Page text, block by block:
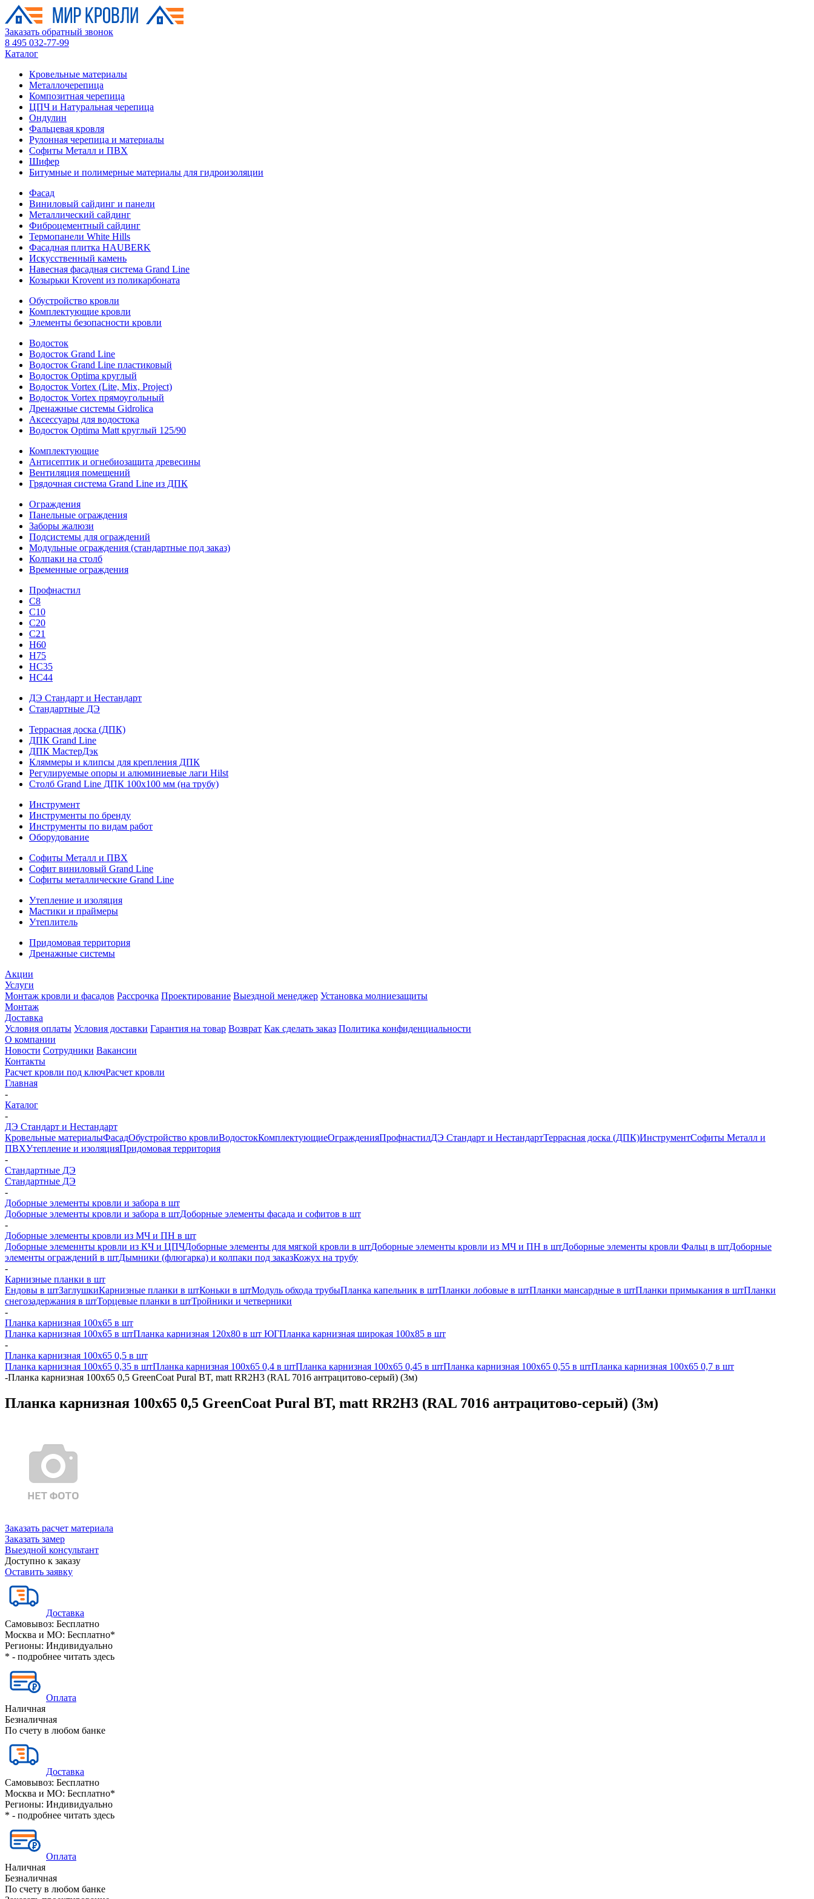
Заказать обратный звонок
8 495 032-77-99
Каталог
Кровельные материалы
Металлочерепица
Композитная черепица
ЦПЧ и Натуральная черепица
Ондулин
Фальцевая кровля
Рулонная черепица и материалы
Софиты Металл и ПВХ
Шифер
Битумные и полимерные материалы для гидроизоляции
Фасад
Виниловый сайдинг и панели
Металлический сайдинг
Фиброцементный сайдинг
Термопанели White Hills
Фасадная плитка HAUBERK
Искусственный камень
Навесная фасадная система Grand Line
Козырьки Krovent из поликарбоната
Обустройство кровли
Комплектующие кровли
Элементы безопасности кровли
Водосток
Водосток Grand Line
Водосток Grand Line пластиковый
Водосток Optima круглый
Водосток Vortex (Lite, Mix, Project)
Водосток Vortex прямоугольный
Дренажные системы Gidrolica
Аксессуары для водостока
Водосток Optima Matt круглый 125/90
Комплектующие
Антисептик и огнебиозащита древесины
Вентиляция помещений
Грядочная система Grand Line из ДПК
Ограждения
Панельные ограждения
Заборы жалюзи
Подсистемы для ограждений
Модульные ограждения (стандартные под заказ)
Колпаки на столб
Временные ограждения
Профнастил
С8
С10
С20
С21
H60
H75
HС35
НС44
ДЭ Стандарт и Нестандарт
Стандартные ДЭ
Террасная доска (ДПК)
ДПК Grand Line
ДПК МастерДэк
Кляммеры и клипсы для крепления ДПК
Регулируемые опоры и алюминиевые лаги Hilst
Столб Grand Line ДПК 100х100 мм (на трубу)
Инструмент
Инструменты по бренду
Инструменты по видам работ
Оборудование
Софиты Металл и ПВХ
Софит виниловый Grand Line
Софиты металлические Grand Line
Утепление и изоляция
Мастики и праймеры
Утеплитель
Придомовая территория
Дренажные системы
Акции
Услуги
Монтаж кровли и фасадов Рассрочка Проектирование Выездной менеджер Установка молниезащиты
Монтаж
Доставка
Условия оплаты Условия доставки Гарантия на товар Возврат Как сделать заказ Политика конфиденциальности
О компании
Новости Сотрудники Вакансии
Контакты
Расчет кровли под ключРасчет кровли
Главная
-
Каталог
-
ДЭ Стандарт и Нестандарт
Кровельные материалыФасадОбустройство кровлиВодостокКомплектующиеОгражденияПрофнастилДЭ Стандарт и НестандартТеррасная доска (ДПК)ИнструментСофиты Металл и
ПВХУтепление и изоляцияПридомовая территория
-
Стандартные ДЭ
Стандартные ДЭ
-
Доборные элементы кровли и забора в шт
Доборные элементы кровли и забора в штДоборные элементы фасада и софитов в шт
-
Доборные элементы кровли из МЧ и ПН в шт
Доборные элеменнты кровли из КЧ и ЦПЧДоборные элементы для мягкой кровли в штДоборные элементы кровли из МЧ и ПН в штДоборные элементы кровли Фальц в штДоборные
элементы ограждений в штДымники (флюгарка) и колпаки под заказКожух на трубу
-
Карнизные планки в шт
Ендовы в штЗаглушкиКарнизные планки в штКоньки в штМодуль обхода трубыПланка капельник в штПланки лобовые в штПланки мансардные в штПланки примыкания в штПланки
снегозадержания в штТорцевые планки в штТройники и четверники
-
Планка карнизная 100х65 в шт
Планка карнизная 100х65 в штПланка карнизная 120х80 в шт ЮГПланка карнизная широкая 100х85 в шт
-
Планка карнизная 100х65 0,5 в шт
Планка карнизная 100х65 0,35 в штПланка карнизная 100х65 0,4 в штПланка карнизная 100х65 0,45 в штПланка карнизная 100х65 0,55 в штПланка карнизная 100х65 0,7 в шт
-Планка карнизная 100х65 0,5 GreenCoat Pural BT, matt RR2Н3 (RAL 7016 антрацитово-серый) (3м)
Планка карнизная 100х65 0,5 GreenCoat Pural BT, matt RR2Н3 (RAL 7016 антрацитово-серый) (3м)
Заказать расчет материала
Заказать замер
Выездной консультант
Доступно к заказу
Оставить заявку
Доставка
Самовывоз: Бесплатно
Москва и МО: Бесплатно*
Регионы: Индивидуально
* - подробнее читать здесь
Оплата
Наличная
Безналичная
По счету в любом банке
Доставка
Самовывоз: Бесплатно
Москва и МО: Бесплатно*
Регионы: Индивидуально
* - подробнее читать здесь
Оплата
Наличная
Безналичная
По счету в любом банке